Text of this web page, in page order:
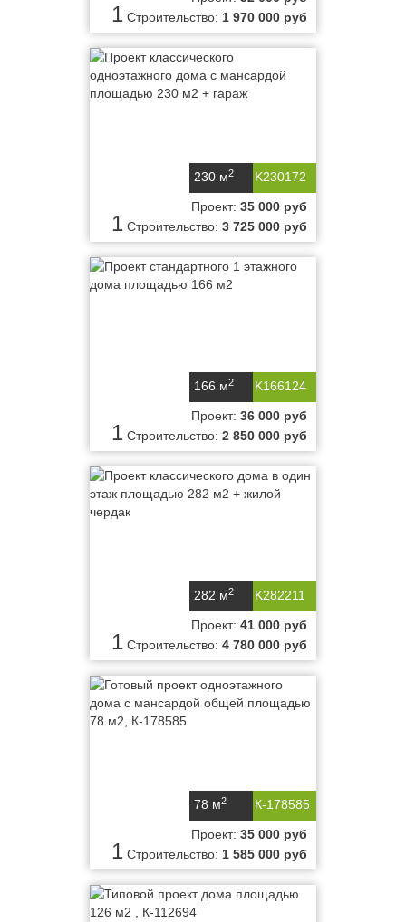
1 Строительство: 1 970 000 руб
K230172
230 м2
1
Проект: 35 000 руб
Строительство: 3 725 000 руб
K166124
166 м2
1
Проект: 36 000 руб
Строительство: 2 850 000 руб
K282211
282 м2
1
Проект: 41 000 руб
Строительство: 4 780 000 руб
К-178585
78 м2
1
Проект: 35 000 руб
Строительство: 1 585 000 руб